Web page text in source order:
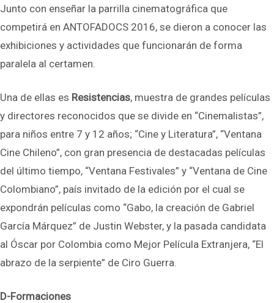
Junto con enseñar la parrilla cinematográfica que
competirá en ANTOFADOCS 2016, se dieron a conocer las
exhibiciones y actividades que funcionarán de forma
paralela al certamen.
Una de ellas es Resistencias, muestra de grandes películas
y directores reconocidos que se divide en “Cinemalistas”,
para niños entre 7 y 12 años; “Cine y Literatura”, “Ventana
Cine Chileno”, con gran presencia de destacadas películas
del último tiempo, “Ventana Festivales” y “Ventana de Cine
Colombiano”, país invitado de la edición por el cual se
expondrán películas como “Gabo, la creación de Gabriel
García Márquez” de Justin Webster, y la pasada candidata
al Óscar por Colombia como Mejor Película Extranjera, “El
abrazo de la serpiente” de Ciro Guerra.
D-Formaciones